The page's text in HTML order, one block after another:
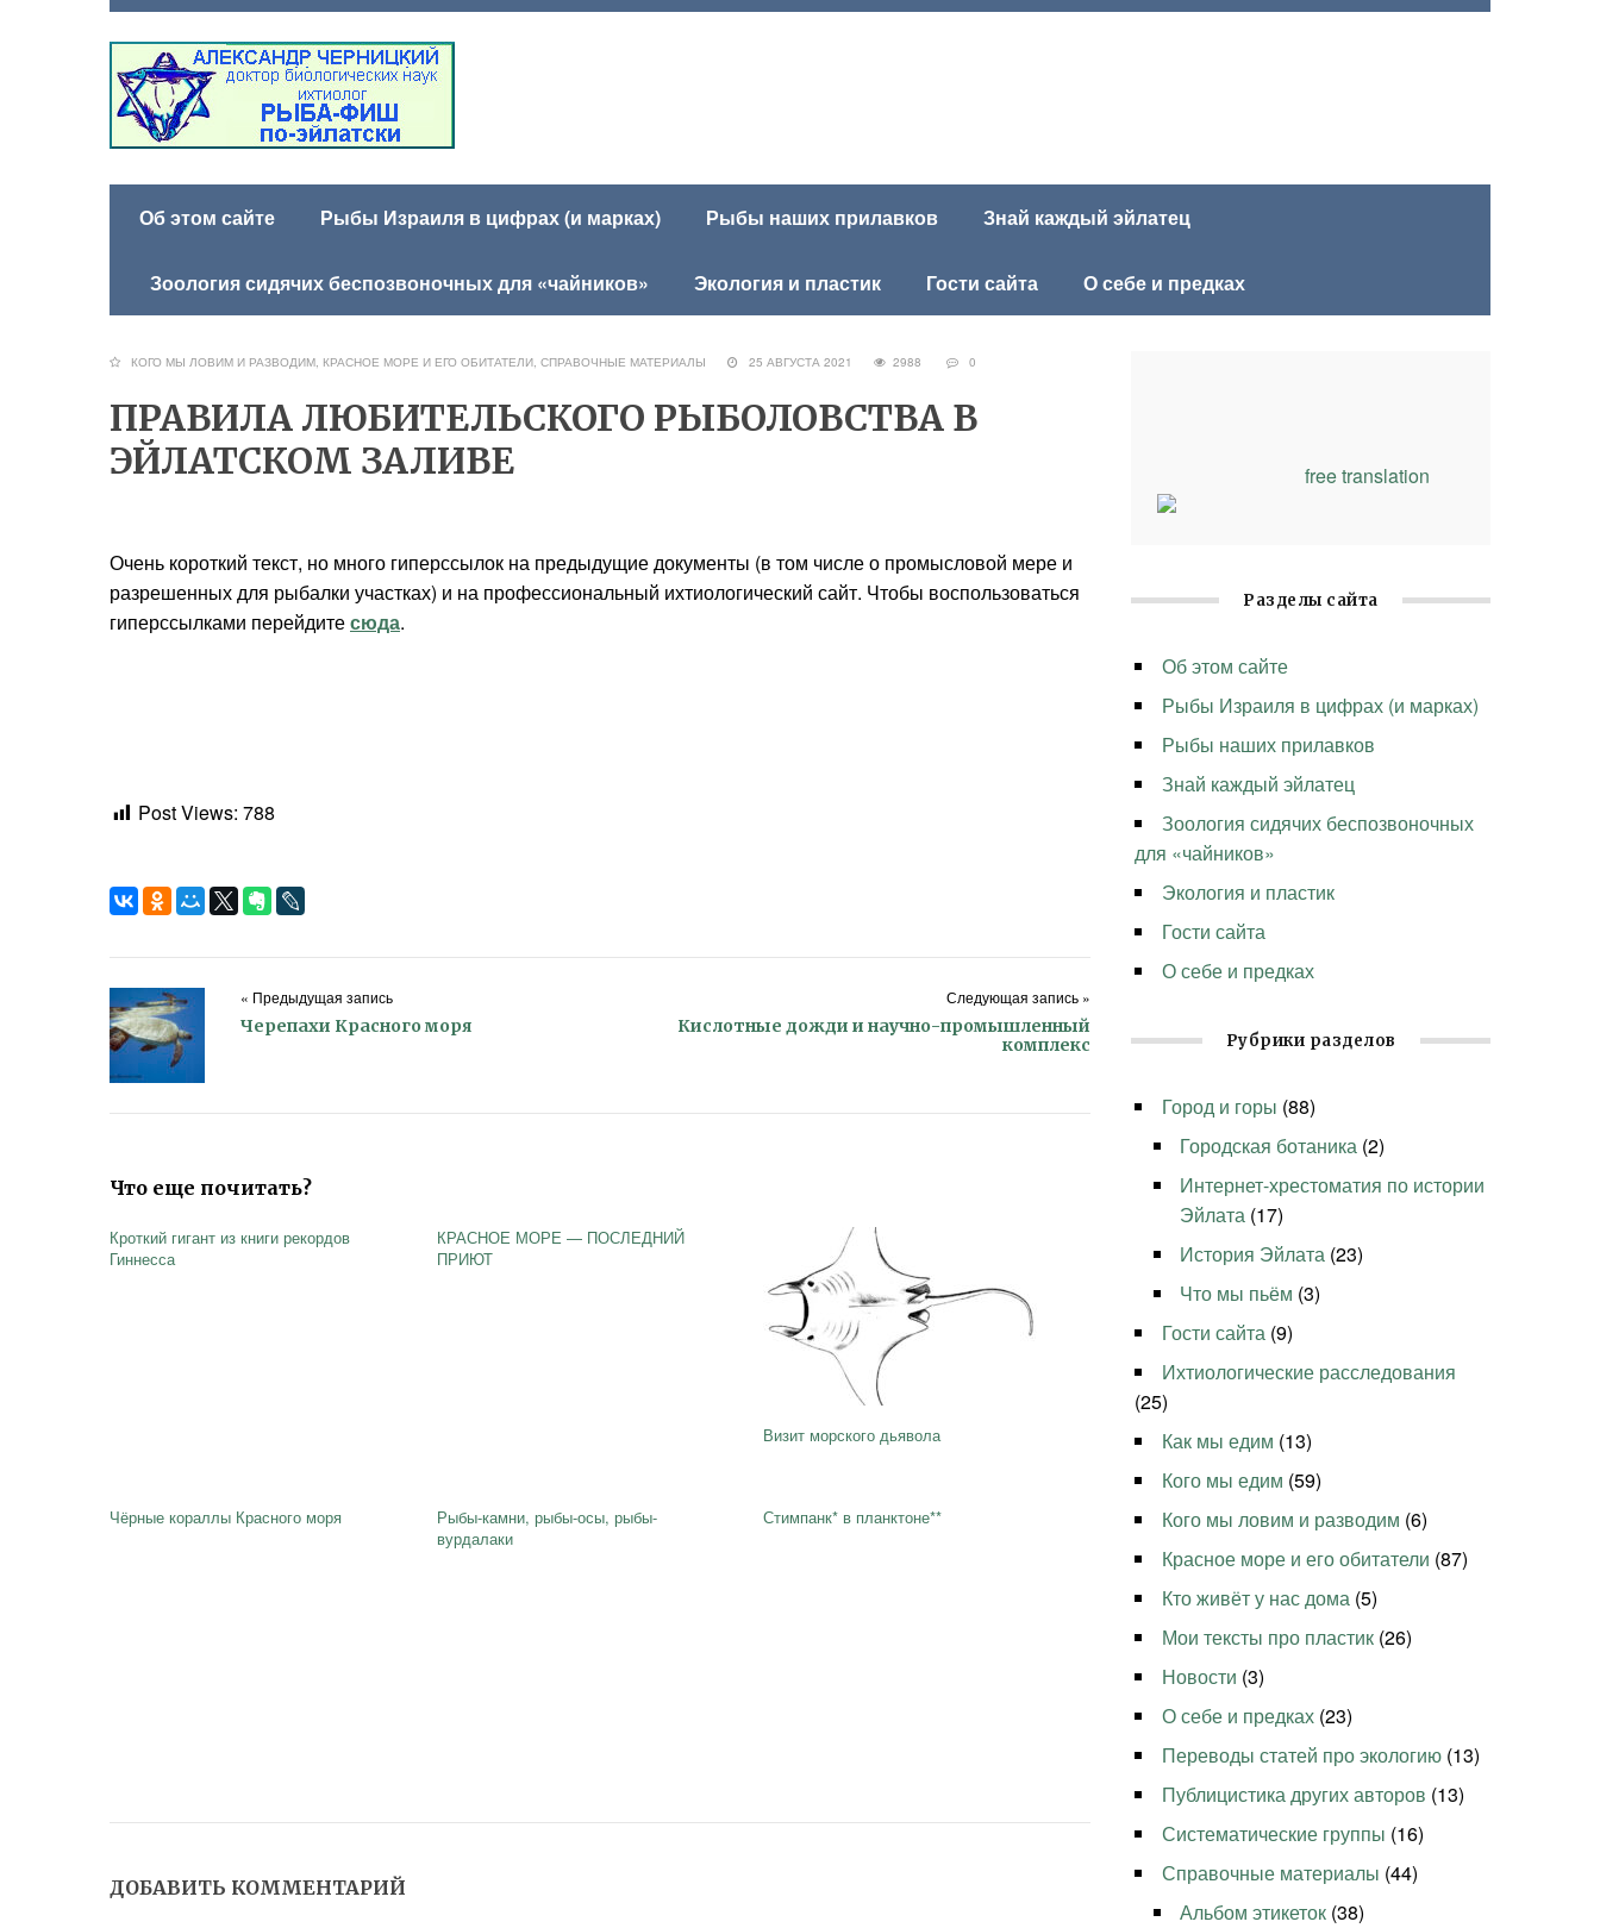
Об этом сайте Рыбы Израиля в цифрах (и марках) Рыбы наших прилавков Знай каждый эйлатец
Зоология сидячих беспозвоночных для «чайников» Экология и пластик Гости сайта О себе и предках
КОГО МЫ ЛОВИМ И РАЗВОДИМ, КРАСНОЕ МОРЕ И ЕГО ОБИТАТЕЛИ, СПРАВОЧНЫЕ МАТЕРИАЛЫ 25 АВГУСТА 2021 2988 0
ПРАВИЛА ЛЮБИТЕЛЬСКОГО РЫБОЛОВСТВА В
ЭЙЛАТСКОМ ЗАЛИВЕ
Очень короткий текст, но много гиперссылок на предыдущие документы (в том числе о промысловой мере и
разрешенных для рыбалки участках) и на профессиональный ихтиологический сайт. Чтобы воспользоваться
гиперссылками перейдитесюда.
Post Views: 788
« Предыдущая запись
Черепахи Красного моря
Следующая запись »
Кислотные дожди и научно-промышленный
комплекс
Что еще почитать?
Кроткий гигант из книги рекордов
Гиннесса
КРАСНОЕ МОРЕ — ПОСЛЕДНИЙ
ПРИЮТ
Визит морского дьявола
Чёрные кораллы Красного моря
Рыбы-камни, рыбы-осы, рыбы-
вурдалаки
Стимпанк* в планктоне**
ДОБАВИТЬ КОММЕНТАРИЙ
free translation
Разделы сайта
Об этом сайте
Рыбы Израиля в цифрах (и марках)
Рыбы наших прилавков
Знай каждый эйлатец
Зоология сидячих беспозвоночных
для «чайников»
Экология и пластик
Гости сайта
О себе и предках
Рубрики разделов
Город и горы (88)
Городская ботаника (2)
Интернет-хрестоматия по истории
Эйлата (17)
История Эйлата (23)
Что мы пьём (3)
Гости сайта (9)
Ихтиологические расследования
(25)
Как мы едим (13)
Кого мы едим (59)
Кого мы ловим и разводим (6)
Красное море и его обитатели (87)
Кто живёт у нас дома (5)
Мои тексты про пластик (26)
Новости (3)
О себе и предках (23)
Переводы статей про экологию (13)
Публицистика других авторов (13)
Систематические группы (16)
Справочные материалы (44)
Альбом этикеток (38)